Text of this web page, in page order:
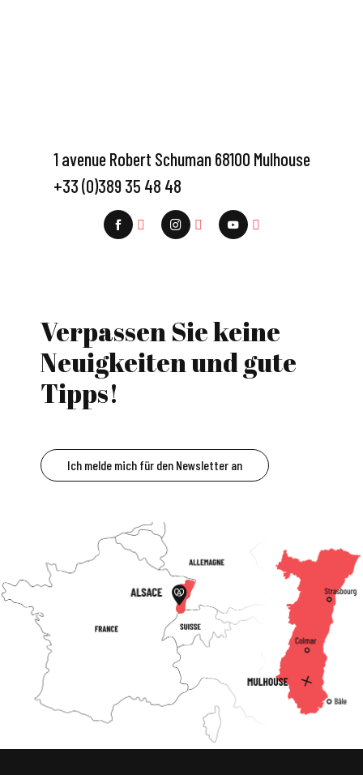
1 avenue Robert Schuman 68100 Mulhouse
+33 (0)389 35 48 48
Verpassen Sie keine
Neuigkeiten und gute
Tipps!
Ich melde mich für den Newsletter an